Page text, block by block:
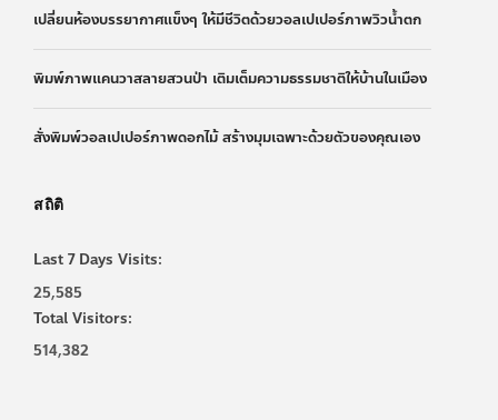
เปลี่ยนห้องบรรยากาศแข็งๆ ให้มีชีวิตด้วยวอลเปเปอร์ภาพวิวน้ำตก
พิมพ์ภาพแคนวาสลายสวนป่า เติมเต็มความธรรมชาติให้บ้านในเมือง
สั่งพิมพ์วอลเปเปอร์ภาพดอกไม้ สร้างมุมเฉพาะด้วยตัวของคุณเอง
สถิติ
Last 7 Days Visits:
25,585
Total Visitors:
514,382